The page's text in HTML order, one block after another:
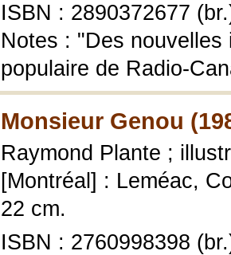
ISBN : 2890372677
Notes : "Des
populaire de Radio-
Monsieur Genou
Raymond Plante ;
[Montréal] : Leméac,
22 cm.
ISBN : 2760998398